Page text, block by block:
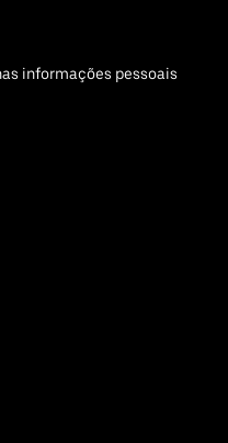
informações pessoais